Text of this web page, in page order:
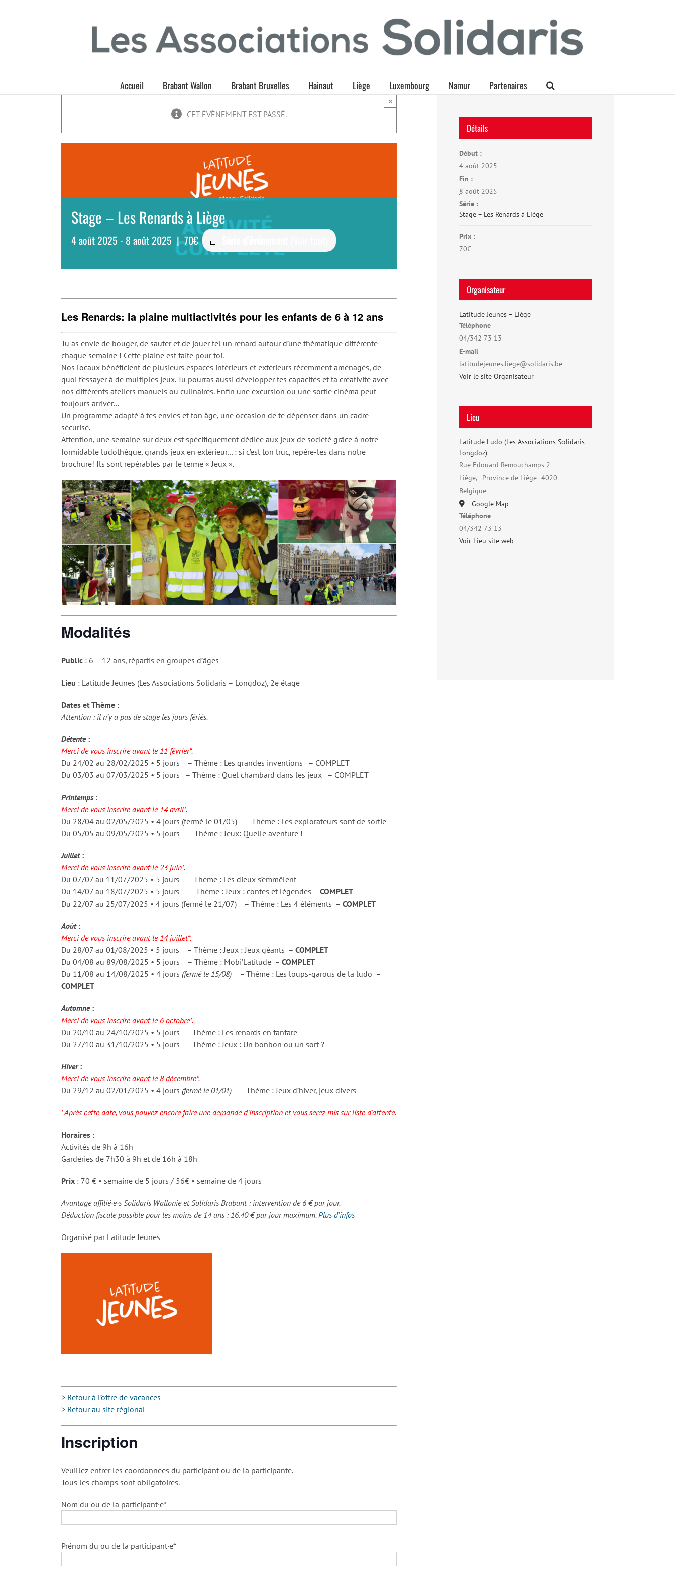
Accueil Brabant Wallon Brabant Bruxelles Hainaut Liège Luxembourg Namur Partenaires
CET ÉVÈNEMENT EST PASSÉ.
×
Stage – Les Renards à Liège
4 août 2025 - 8 août 2025 | 70€
Les Renards: la plaine multiactivités pour les enfants de 6 à 12 ans
Tu as envie de bouger, de sauter et de jouer tel un renard autour d’une thématique différente
chaque semaine ! Cette plaine est faite pour toi.
Nos locaux bénéficient de plusieurs espaces intérieurs et extérieurs récemment aménagés, de
quoi t’essayer à de multiples jeux. Tu pourras aussi développer tes capacités et ta créativité avec
nos différents ateliers manuels ou culinaires. Enfin une excursion ou une sortie cinéma peut
toujours arriver…
Un programme adapté à tes envies et ton âge, une occasion de te dépenser dans un cadre
sécurisé.
Attention, une semaine sur deux est spécifiquement dédiée aux jeux de société grâce à notre
formidable ludothèque, grands jeux en extérieur… : si c’est ton truc, repère-les dans notre
brochure! Ils sont repérables par le terme « Jeux ».
Modalités
Public : 6 – 12 ans, répartis en groupes d’âges
Lieu : Latitude Jeunes (Les Associations Solidaris – Longdoz), 2e étage
Dates et Thème :
Attention : il n’y a pas de stage les jours fériés.
Détente:
Merci de vous inscrire avant le 11 février*.
Du 24/02 au 28/02/2025 • 5 jours – Thème : Les grandes inventions – COMPLET
Du 03/03 au 07/03/2025 • 5 jours – Thème : Quel chambard dans les jeux – COMPLET
Printemps:
Merci de vous inscrire avant le 14 avril*.
Du 28/04 au 02/05/2025 • 4 jours (fermé le 01/05) – Thème : Les explorateurs sont de sortie
Du 05/05 au 09/05/2025 • 5 jours – Thème : Jeux: Quelle aventure !
Juillet:
Merci de vous inscrire avant le 23 juin*.
Du 07/07 au 11/07/2025 • 5 jours – Thème : Les dieux s’emmêlent
Du 14/07 au 18/07/2025 • 5 jours – Thème : Jeux : contes et légendes – COMPLET
Du 22/07 au 25/07/2025 • 4 jours (fermé le 21/07) – Thème : Les 4 éléments – COMPLET
Août:
Merci de vous inscrire avant le 14 juillet*.
Du 28/07 au 01/08/2025 • 5 jours – Thème : Jeux : Jeux géants – COMPLET
Du 04/08 au 89/08/2025 • 5 jours – Thème : Mobi’Latitude – COMPLET
Du 11/08 au 14/08/2025 • 4 jours (fermé le 15/08) – Thème : Les loups-garous de la ludo –
COMPLET
Automne:
Merci de vous inscrire avant le 6 octobre*.
Du 20/10 au 24/10/2025 • 5 jours – Thème : Les renards en fanfare
Du 27/10 au 31/10/2025 • 5 jours – Thème : Jeux : Un bonbon ou un sort ?
Hiver:
Merci de vous inscrire avant le 8 décembre*.
Du 29/12 au 02/01/2025 • 4 jours (fermé le 01/01) – Thème : Jeux d’hiver, jeux divers
*Après cette date, vous pouvez encore faire une demande d’inscription et vous serez mis sur liste d’attente.
Horaires :
Activités de 9h à 16h
Garderies de 7h30 à 9h et de 16h à 18h
Prix : 70 € • semaine de 5 jours / 56€ • semaine de 4 jours
Avantage affilié·e·s Solidaris Wallonie et Solidaris Brabant : intervention de 6 € par jour.
Déduction fiscale possible pour les moins de 14 ans : 16.40 € par jour maximum. Plus d'infos
Organisé par Latitude Jeunes
> Retour à l’offre de vacances
> Retour au site régional
Inscription
Veuillez entrer les coordonnées du participant ou de la participante.
Tous les champs sont obligatoires.
Nom du ou de la participant·e*
Prénom du ou de la participant·e*
Détails
Début :
4 août 2025
Fin :
8 août 2025
Série :
Stage – Les Renards à Liège
Prix :
70€
Organisateur
Latitude Jeunes – Liège
Téléphone
04/342 73 13
E-mail
latitudejeunes.liege@solidaris.be
Voir le site Organisateur
Lieu
Latitude Ludo (Les Associations Solidaris –
Longdoz)
Rue Edouard Remouchamps 2
Liège, Province de Liège 4020
Belgique
+ Google Map
Téléphone
04/342 73 13
Voir Lieu site web